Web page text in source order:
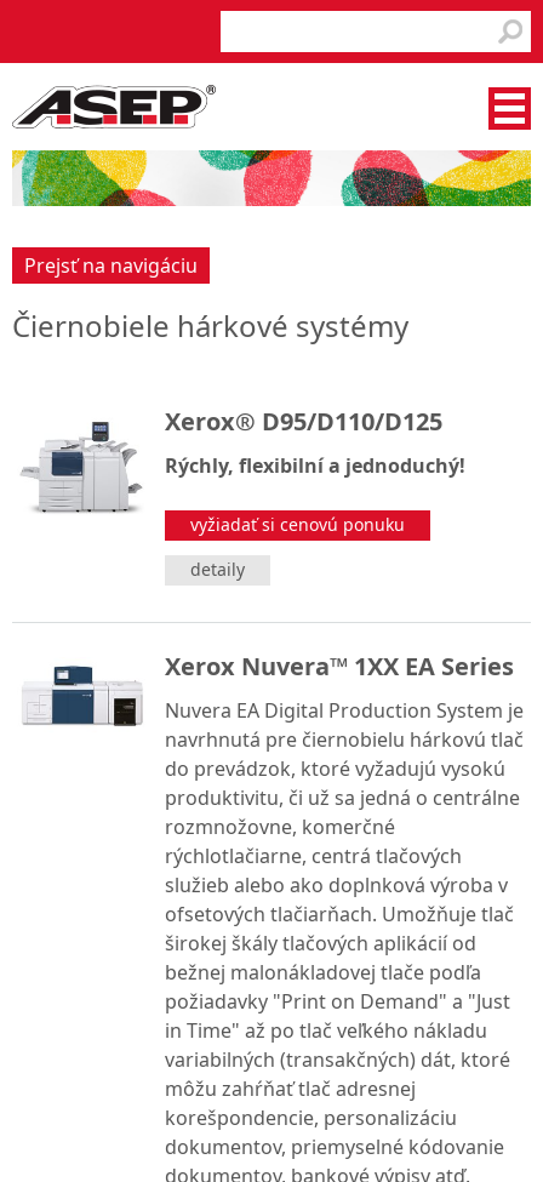
Prejsť na navigáciu
Čiernobiele hárkové systémy
Xerox® D95/D110/D125
Rýchly, flexibilní a jednoduchý!
vyžiadať si cenovú ponuku
detaily
Xerox Nuvera™ 1XX EA Series
Nuvera EA Digital Production System je
navrhnutá pre čiernobielu hárkovú tlač
do prevádzok, ktoré vyžadujú vysokú
produktivitu, či už sa jedná o centrálne
rozmnožovne, komerčné
rýchlotlačiarne, centrá tlačových
služieb alebo ako doplnková výroba v
ofsetových tlačiarňach. Umožňuje tlač
širokej škály tlačových aplikácií od
bežnej malonákladovej tlače podľa
požiadavky "Print on Demand" a "Just
in Time" až po tlač veľkého nákladu
variabilných (transakčných) dát, ktoré
môžu zahŕňať tlač adresnej
korešpondencie, personalizáciu
dokumentov, priemyselné kódovanie
dokumentov, bankové výpisy atď.